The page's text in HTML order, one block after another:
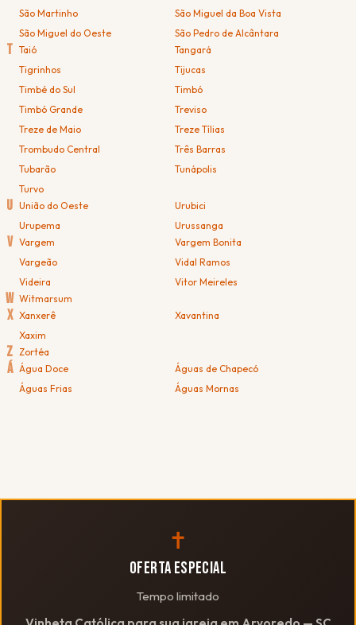
São Martinho
São Miguel da Boa Vista
São Miguel do Oeste
São Pedro de Alcântara
T Taió
Tangará
Tigrinhos
Tijucas
Timbé do Sul
Timbó
Timbó Grande
Treviso
Treze de Maio
Treze Tílias
Trombudo Central
Três Barras
Tubarão
Tunápolis
Turvo
U União do Oeste
Urubici
Urupema
Urussanga
V Vargem
Vargem Bonita
Vargeão
Vidal Ramos
Videira
Vitor Meireles
W Witmarsum
X Xanxerê
Xavantina
Xaxim
Z Zortéa
Á Água Doce
Águas de Chapecó
Águas Frias
Águas Mornas
✝
OFERTA ESPECIAL
Tempo limitado